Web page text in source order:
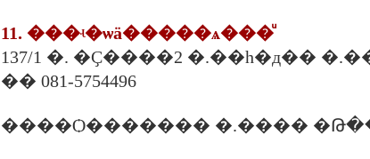
11. ���ʵ�ѡä�����ѧ���ͧ
137/1 �. �Ҫ����2 �.��һ�д��
�� 081-5754496
����Ѻ������� �.����